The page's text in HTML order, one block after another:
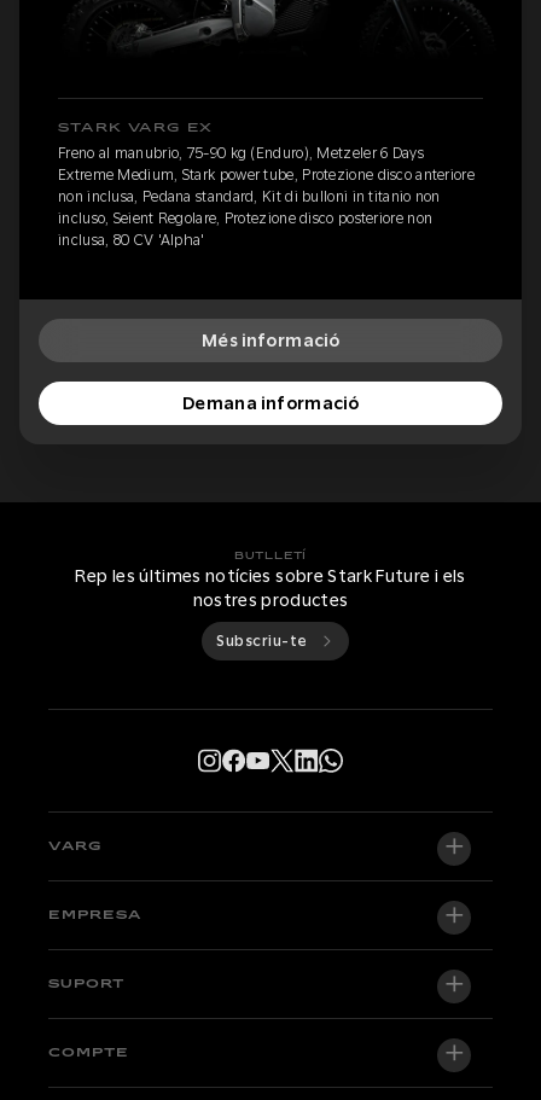
STARK VARG EX
Freno al manubrio, 75-90 kg (Enduro), Metzeler 6 Days
Extreme Medium, Stark power tube, Protezione disco anteriore
non inclusa, Pedana standard, Kit di bulloni in titanio non
incluso, Seient Regolare, Protezione disco posteriore non
inclusa, 80 CV 'Alpha'
Més informació
Demana informació
BUTLLETÍ
Rep les últimes notícies sobre Stark Future i els
nostres productes
Subscriu-te
VARG
VARG EX
Factory Edition
Motos en estoc
EMPRESA
Sobre nosaltres
SUPORT
Central de suport
COMPTE